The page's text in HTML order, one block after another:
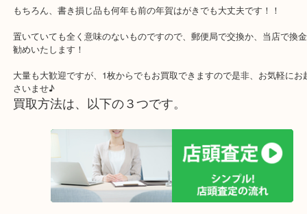
それ、勿体ないですよ！！実は、手数料はかかりますが、郵便局で
などに交換できるんです！
らっしゃいます。
もちろん、書き損じ品も何年も前の年賀はがきでも大丈夫です！！
置いていても全く意味のないものですので、郵便局で交換か、当店
大量も大歓迎ですが、1枚からでもお買取できますので是非、お気
さいませ♪
買取方法は、以下の３つです。